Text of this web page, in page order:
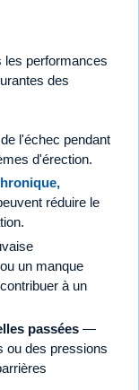
les performances
des
l'échec pendant
d'érection.
réduire le
un manque
à un
passées —
ou des pressions